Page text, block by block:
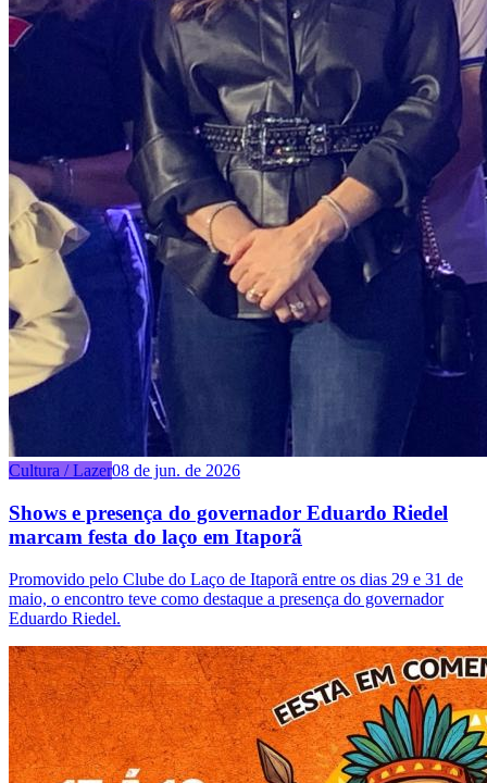
Cultura / Lazer08 de jun. de 2026
Shows e presença do governador Eduardo Riedel
marcam festa do laço em Itaporã
Promovido pelo Clube do Laço de Itaporã entre os dias 29 e 31 de
maio, o encontro teve como destaque a presença do governador
Eduardo Riedel.